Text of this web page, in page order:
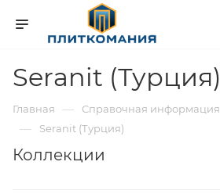
Seranit (Турция)
Главная — Справочная информация
— Seranit (Турция)
Коллекции